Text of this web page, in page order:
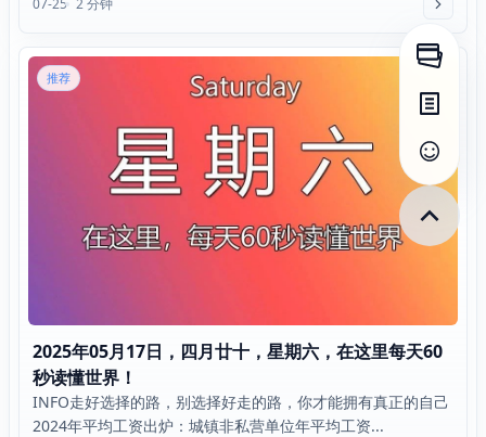
07-25 2 分钟
推荐
2025年05月17日，四月廿十，星期六，在这里每天60
秒读懂世界！
INFO走好选择的路，别选择好走的路，你才能拥有真正的自己
2024年平均工资出炉：城镇非私营单位年平均工资...
打开侧
打开目
查看评